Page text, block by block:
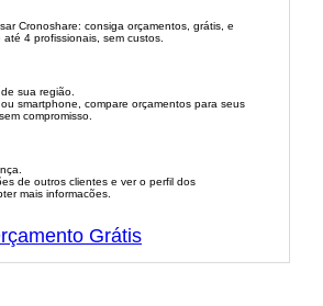
Cronoshare: consiga orçamentos, grátis, e
4 profissionais, sem custos.
sua região.
smartphone, compare orçamentos para seus
compromisso.
de outros clientes e ver o perfil dos
mais informacões.
Grátis